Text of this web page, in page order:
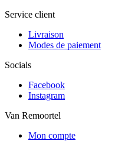
Service client
Livraison
Modes de paiement
Socials
Facebook
Instagram
Van Remoortel
Mon compte